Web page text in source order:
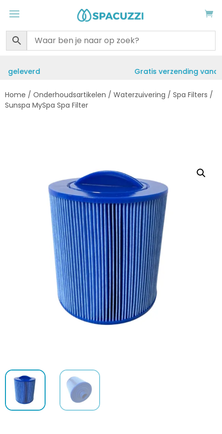
Gratis verzending vanaf €50
Home / Onderhoudsartikelen / Waterzuivering / Spa Filters /
Sunspa MySpa Spa Filter